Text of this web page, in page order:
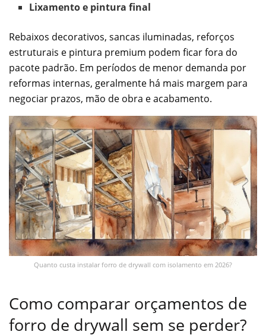
Lixamento e pintura final
Rebaixos decorativos, sancas iluminadas, reforços
estruturais e pintura premium podem ficar fora do
pacote padrão. Em períodos de menor demanda por
reformas internas, geralmente há mais margem para
negociar prazos, mão de obra e acabamento.
Quanto custa instalar forro de drywall com isolamento em 2026?
Como comparar orçamentos de
forro de drywall sem se perder?